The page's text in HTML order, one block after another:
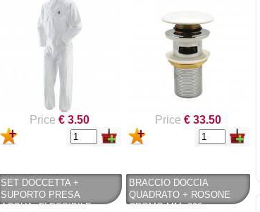
Price € 3.50 Price € 33.50
SET DOCCETTA +
SUPORTO PRESA
ACQUA+FLESSIBILE
BRACCIO DOCCIA
QUADRATO + ROSONE
CROMO MM. 300